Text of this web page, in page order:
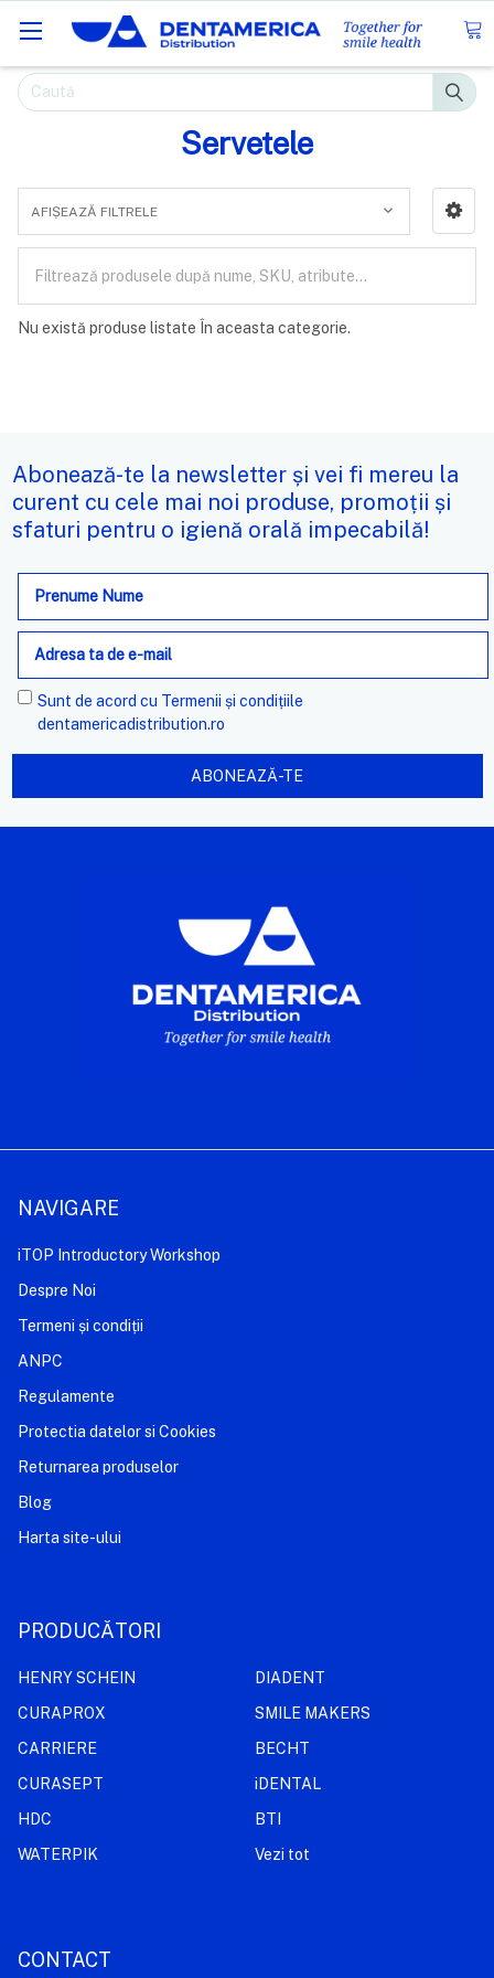
Caută
Servetele
AFIȘEAZĂ FILTRELE
Nu există produse listate În aceasta categorie.
Abonează-te la newsletter și vei fi mereu la
curent cu cele mai noi produse, promoții și
sfaturi pentru o igienă orală impecabilă!
Adresa
e-
mail
Sunt de acord cu Termenii și condițiile
dentamericadistribution.ro
NAVIGARE
iTOP Introductory Workshop
Despre Noi
Termeni și condiții
ANPC
Regulamente
Protectia datelor si Cookies
Returnarea produselor
Blog
Harta site-ului
PRODUCĂTORI
HENRY SCHEIN
CURAPROX
CARRIERE
CURASEPT
HDC
WATERPIK
DIADENT
SMILE MAKERS
BECHT
iDENTAL
BTI
Vezi tot
CONTACT